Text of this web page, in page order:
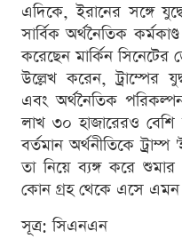
এদিকে, ইরানের সঙ্গে
সার্বিক অর্থনৈতিক
করেছেন মার্কিন সিনেটের
উল্লেখ করেন, ট্রাম্পের
এবং অর্থনৈতিক
লাখ ৩০ হাজারেরও বেশি
বর্তমান অর্থনীতিকে
তা নিয়ে ব্যঙ্গ করে
কোন গ্রহ থেকে এসে এমন
সূত্র: সিএনএন